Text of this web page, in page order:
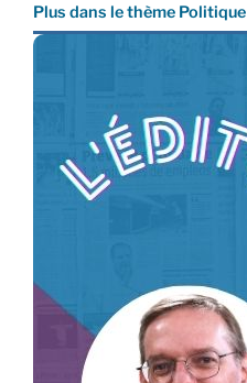
Plus dans le thème Politique